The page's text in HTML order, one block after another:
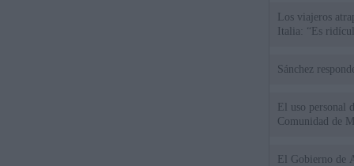
Los viajeros
Italia: “Es
Sánchez
El uso personal
Comunidad de
El Gobierno de